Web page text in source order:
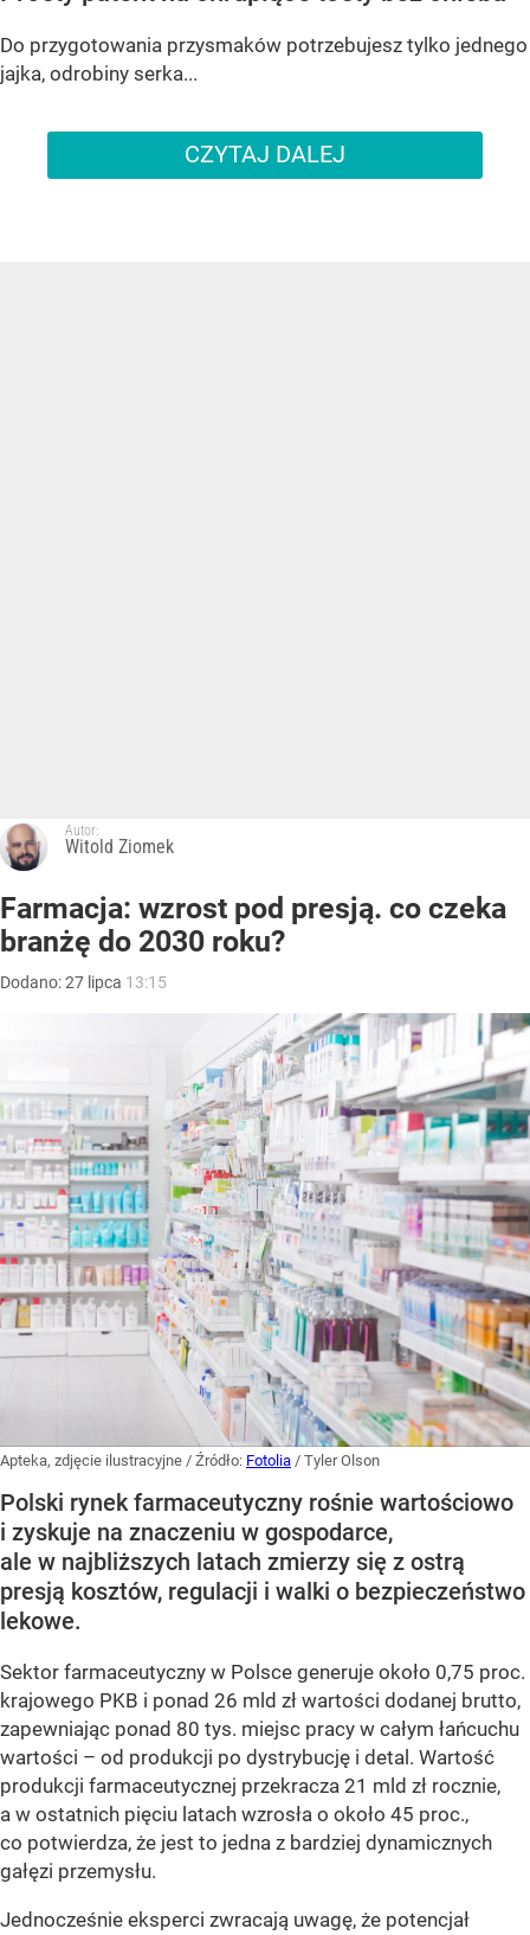
Do przygotowania przysmaków potrzebujesz tylko jednego
jajka, odrobiny serka...
CZYTAJ DALEJ
Autor:
Witold Ziomek
Farmacja: wzrost pod presją. co czeka
branżę do 2030 roku?
Dodano:27 lipca 13:15
Apteka, zdjęcie ilustracyjne / Źródło: Fotolia / Tyler Olson
Polski rynek farmaceutyczny rośnie wartościowo
i zyskuje na znaczeniu w gospodarce,
ale w najbliższych latach zmierzy się z ostrą
presją kosztów, regulacji i walki o bezpieczeństwo
lekowe.
Sektor farmaceutyczny w Polsce generuje około 0,75 proc.
krajowego PKB i ponad 26 mld zł wartości dodanej brutto,
zapewniając ponad 80 tys. miejsc pracy w całym łańcuchu
wartości – od produkcji po dystrybucję i detal. Wartość
produkcji farmaceutycznej przekracza 21 mld zł rocznie,
a w ostatnich pięciu latach wzrosła o około 45 proc.,
co potwierdza, że jest to jedna z bardziej dynamicznych
gałęzi przemysłu.
Jednocześnie eksperci zwracają uwagę, że potencjał